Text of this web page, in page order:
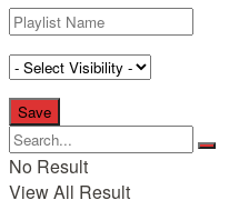
No Result
View All Result